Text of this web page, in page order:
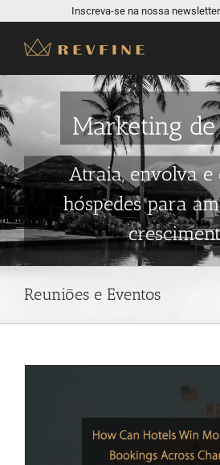
content
Inscreva-se na nossa newsletter
Marketing
Atraia, envolva e
hóspedes para
Reuniões e Eventos